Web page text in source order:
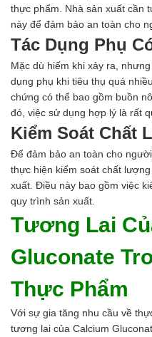
thực phẩm. Nhà sản xuất cần
này để đảm bảo an toàn cho
Tác Dụng Phụ
Mặc dù hiếm khi xảy ra,
dụng phụ khi tiêu thụ quá
chứng có thể bao gồm buồn
đó, việc sử dụng hợp lý là rất
Kiểm Soát Chất
Để đảm bảo an toàn cho
thực hiện kiểm soát chất
xuất. Điều này bao gồm việc
quy trình sản xuất.
Tương Lai
Gluconate
Thực Phẩm
Với sự gia tăng nhu cầu về
tương lai của Calcium